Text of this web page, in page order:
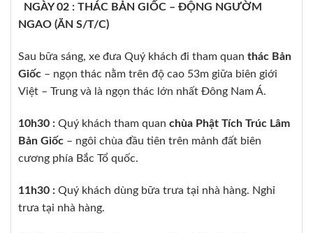
NGÀY 02 : THÁC BẢN GIỐC – ĐỘNG NGƯỜM
NGAO (ĂN S/T/C)
Sau bữa sáng, xe đưa Quý khách đi tham quan thác Bản
Giốc – ngọn thác nằm trên độ cao 53m giữa biên giới
Việt – Trung và là ngọn thác lớn nhất Đông Nam Á.
10h30 : Quý khách tham quan chùa Phật Tích Trúc Lâm
Bản Giốc – ngôi chùa đầu tiên trên mảnh đất biên
cương phía Bắc Tổ quốc.
11h30 : Quý khách dùng bữa trưa tại nhà hàng. Nghỉ
trưa tại nhà hàng.